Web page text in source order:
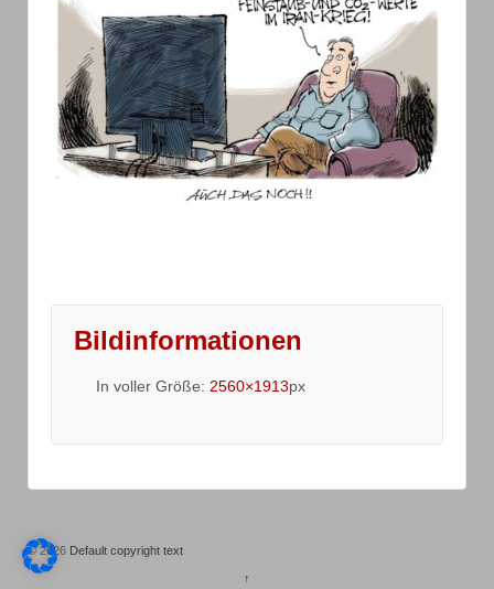
Bildinformationen
In voller Größe: 2560×1913px
© 2026 Default copyright text
↑